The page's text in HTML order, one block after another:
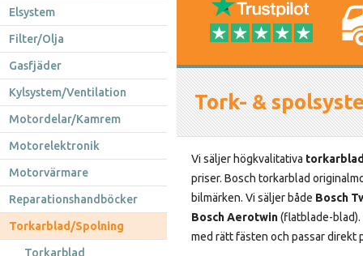
Elsystem
Filter/Olja
Gasfjäder
Kylsystem/Ventilation
Motordelar/Kamrem
Motorelektronik
Motorvärmare
Reparationshandböcker
Torkarblad/Spolning
Torkarblad
Tork- &
Vi säljer högkvalitativa
priser. Bosch torkarblad
bilmärken. Vi säljer både Bosch
Bosch Aerotwin(flatblade-
med rätt fästen och passar direkt